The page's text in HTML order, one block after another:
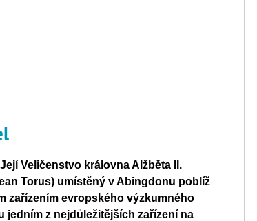
Veličenstvo královna Alžběta II.
Torus) umístěný v Abingdonu poblíž
zařízením evropského výzkumného
jedním z nejdůležitějších zařízení na